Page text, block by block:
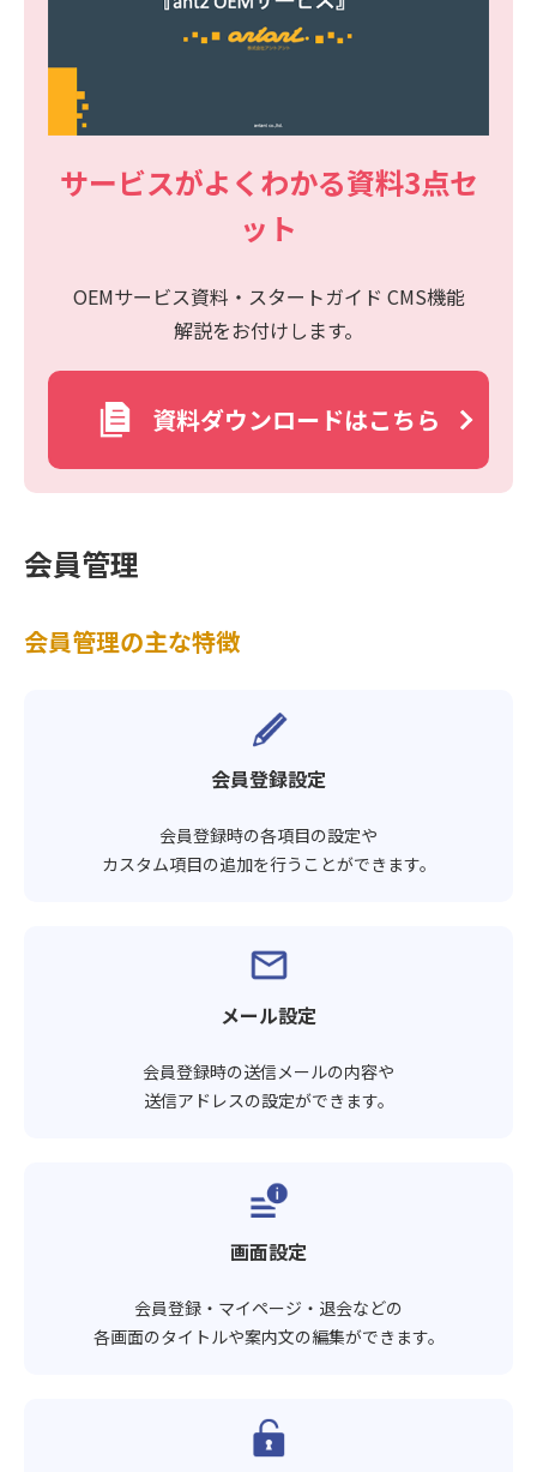
サービスがよくわかる資料3点セ
ット
OEMサービス資料・スタートガイド CMS機能
解説をお付けします。
資料ダウンロードはこちら
会員管理
会員管理の主な特徴
会員登録設定
会員登録時の各項目の設定や
カスタム項目の追加を行うことができます。
メール設定
会員登録時の送信メールの内容や
送信アドレスの設定ができます。
画面設定
会員登録・マイページ・退会などの
各画面のタイトルや案内文の編集ができます。